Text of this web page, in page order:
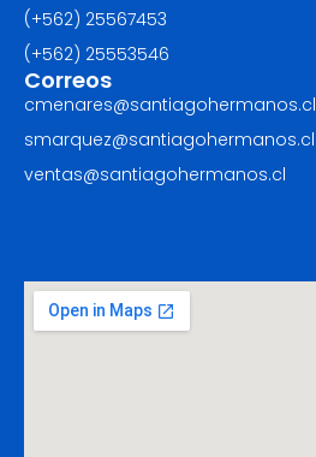
(+562) 25567453‬
(+562) ‪25553546
Correos
cmenares@santiagohermanos.cl
smarquez@santiagohermanos.cl
ventas@santiagohermanos.cl